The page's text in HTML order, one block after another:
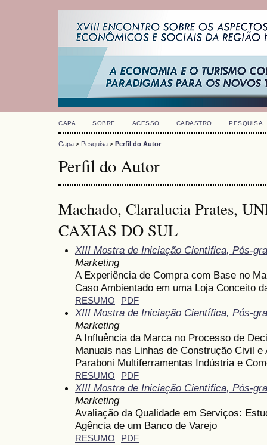
CAPA SOBRE ACESSO CADASTRO PESQUISA
Capa > Pesquisa > Perfil do Autor
Perfil do Autor
Machado, Claralucia Prates,
CAXIAS DO SUL
XIII Mostra de Iniciação Científica, Pós-
Marketing
A Experiência de Compra com Base no
Caso Ambientado em uma Loja Conceito
RESUMO PDF
XIII Mostra de Iniciação Científica, Pós-
Marketing
A Influência da Marca no Processo de
Manuais nas Linhas de Construção Civil
Paraboni Multiferramentas Indústria e
RESUMO PDF
XIII Mostra de Iniciação Científica, Pós-
Marketing
Avaliação da Qualidade em Serviços:
Agência de um Banco de Varejo
RESUMO PDF